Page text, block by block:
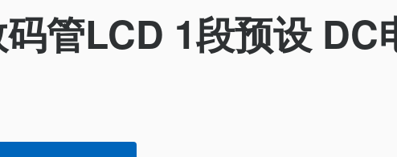
管LCD 1段预设 DC